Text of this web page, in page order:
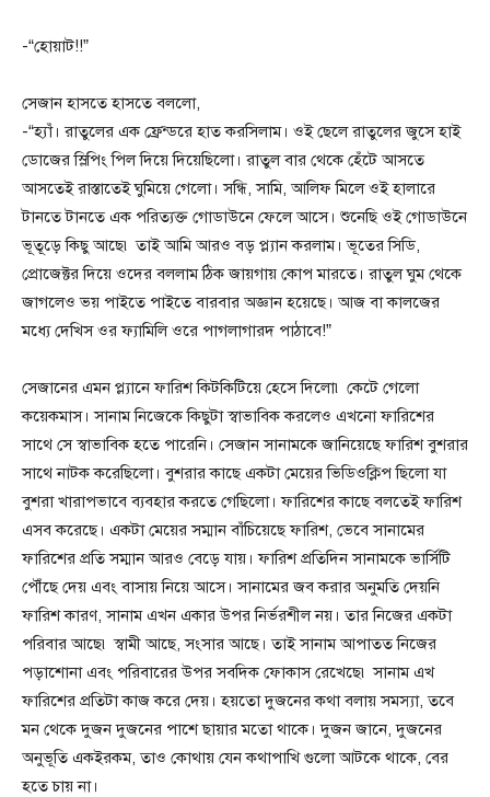
-“হোয়াট!!”
সেজান হাসতে হাসতে বললো,
-“হ্যাঁ। রাতুলের এক ফ্রেন্ডরে হাত করসিলাম। ওই ছেলে রাতুলের জুসে হাই
ডোজের স্লিপিং পিল দিয়ে দিয়েছিলো। রাতুল বার থেকে হেঁটে আসতে
আসতেই রাস্তাতেই ঘুমিয়ে গেলো। সন্ধি, সামি, আলিফ মিলে ওই হালারে
টানতে টানতে এক পরিত্যক্ত গোডাউনে ফেলে আসে। শুনেছি ওই গোডাউনে
ভূতূড়ে কিছু আছে৷ তাই আমি আরও বড় প্ল্যান করলাম। ভূতের সিডি,
প্রোজেক্টর দিয়ে ওদের বললাম ঠিক জায়গায় কোপ মারতে। রাতুল ঘুম থেকে
জাগলেও ভয় পাইতে পাইতে বারবার অজ্ঞান হয়েছে। আজ বা কালজের
মধ্যে দেখিস ওর ফ্যামিলি ওরে পাগলাগারদ পাঠাবে!”
সেজানের এমন প্ল্যানে ফারিশ কিটকিটিয়ে হেসে দিলো৷ কেটে গেলো
কয়েকমাস। সানাম নিজেকে কিছুটা স্বাভাবিক করলেও এখনো ফারিশের
সাথে সে স্বাভাবিক হতে পারেনি। সেজান সানামকে জানিয়েছে ফারিশ বুশরার
সাথে নাটক করেছিলো। বুশরার কাছে একটা মেয়ের ভিডিওক্লিপ ছিলো যা
বুশরা খারাপভাবে ব্যবহার করতে গেছিলো। ফারিশের কাছে বলতেই ফারিশ
এসব করেছে। একটা মেয়ের সম্মান বাঁচিয়েছে ফারিশ, ভেবে সানামের
ফারিশের প্রতি সম্মান আরও বেড়ে যায়। ফারিশ প্রতিদিন সানামকে ভার্সিটি
পৌঁছে দেয় এবং বাসায় নিয়ে আসে। সানামের জব করার অনুমতি দেয়নি
ফারিশ কারণ, সানাম এখন একার উপর নির্ভরশীল নয়। তার নিজের একটা
পরিবার আছে৷ স্বামী আছে, সংসার আছে। তাই সানাম আপাতত নিজের
পড়াশোনা এবং পরিবারের উপর সবদিক ফোকাস রেখেছে৷ সানাম এখ
ফারিশের প্রতিটা কাজ করে দেয়। হয়তো দুজনের কথা বলায় সমস্যা, তবে
মন থেকে দুজন দুজনের পাশে ছায়ার মতো থাকে। দুজন জানে, দুজনের
অনুভূতি একইরকম, তাও কোথায় যেন কথাপাখি গুলো আটকে থাকে, বের
হতে চায় না।